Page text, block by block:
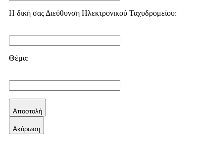
Η δική σας Διεύθυνση Ηλεκτρονικού Ταχυδρομείου:
Θέμα:
Αποστολή
Aκύρωση